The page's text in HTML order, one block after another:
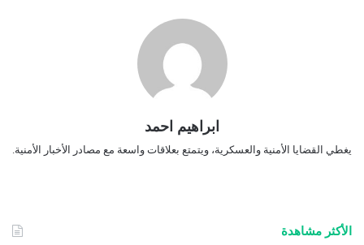
ابراهيم احمد
يغطي القضايا الأمنية والعسكرية، ويتمتع بعلاقات واسعة مع مصادر الأخبار الأمنية.
الأكثر مشاهدة